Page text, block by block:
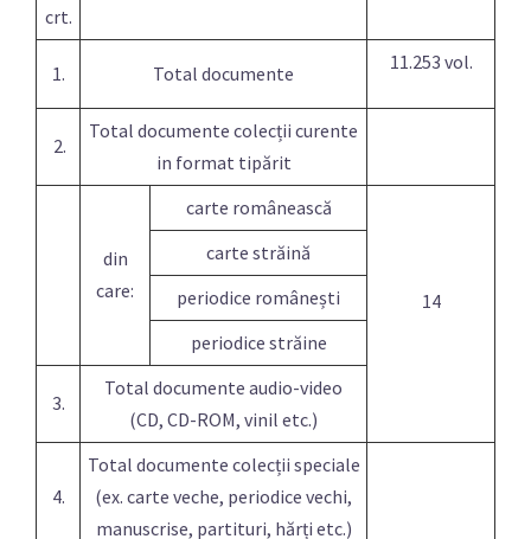
crt.
1. Total documente 11.253 vol.
2.
Total documente colecții curente
in format tipărit
din
care:
carte românească
14
carte străină
periodice românești
periodice străine
3.
Total documente audio-video
(CD, CD-ROM, vinil etc.)
4.
Total documente colecții speciale
(ex. carte veche, periodice vechi,
manuscrise, partituri, hărți etc.)